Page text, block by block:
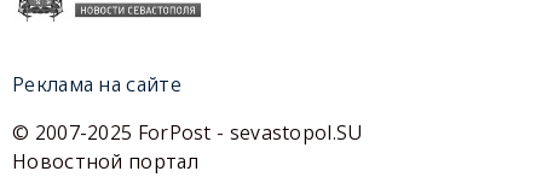
Реклама на сайте
© 2007-2025 ForPost - sevastopol.SU
Новостной портал